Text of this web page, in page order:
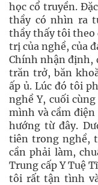
học cổ truyền.
thầy có nhìn ra
thầy thấy tôi theo
trị của nghề, của
Chính nhận định,
trăn trở, băn
ấp ủ. Lúc đó tôi
nghề Y, cuối
mình và cầm
hướng từ đây.
tiên trong nghề,
cần phải làm,
Trung cấp Y Tuệ
tôi rất tận tình